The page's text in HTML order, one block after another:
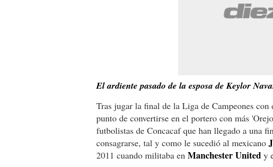
El ardiente pasado de la esposa de Keylor
Tras jugar la final de la Liga de Campeones con
punto de convertirse en el portero con más
futbolistas de Concacaf que han llegado a una
consagrarse, tal y como le sucedió al mexicano
2011 cuando militaba en Manchester United y